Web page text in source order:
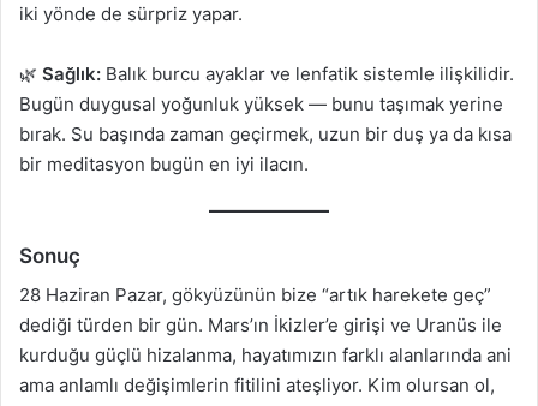
iki yönde de sürpriz yapar.
🌿 Sağlık: Balık burcu ayaklar ve lenfatik sistemle ilişkilidir.
Bugün duygusal yoğunluk yüksek — bunu taşımak yerine
bırak. Su başında zaman geçirmek, uzun bir duş ya da kısa
bir meditasyon bugün en iyi ilacın.
Sonuç
28 Haziran Pazar, gökyüzünün bize “artık harekete geç”
dediği türden bir gün. Mars’ın İkizler’e girişi ve Uranüs ile
kurduğu güçlü hizalanma, hayatımızın farklı alanlarında ani
ama anlamlı değişimlerin fitilini ateşliyor. Kim olursan ol,